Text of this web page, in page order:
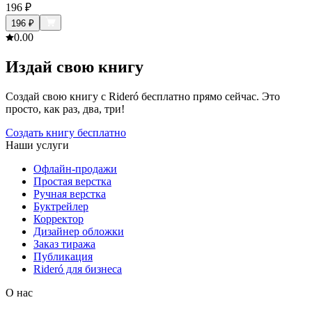
196 ₽
196 ₽
0.00
Издай свою книгу
Создай свою книгу с Rideró бесплатно прямо сейчас. Это
просто, как раз, два, три!
Создать книгу бесплатно
Наши услуги
Офлайн-продажи
Простая верстка
Ручная верстка
Буктрейлер
Корректор
Дизайнер обложки
Заказ тиража
Публикация
Rideró для бизнеса
О нас